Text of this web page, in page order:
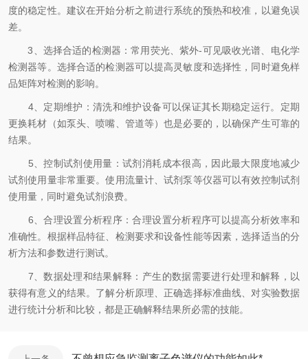
度的稳定性。建议在开始分析之前进行系统的预热和校准，以避免误
差。
3、选择合适的检测器：常用荧光、紫外-可见吸收光谱、电化学
检测器等。选择合适的检测器可以提高灵敏度和选择性，同时避免样
品矩阵对检测的影响。
4、定期维护：清洗和维护设备可以保证其长期稳定运行。定期
更换耗材（如泵头、喷嘴、管道等）也是必要的，以确保产生可靠的
结果。
5、控制试剂使用量：试剂消耗成本很高，因此最大限度地减少
试剂使用量非常重要。使用流量计、试剂泵等仪器可以有效控制试剂
使用量，同时避免试剂浪费。
6、合理设置分析程序：合理设置分析程序可以提高分析效率和
准确性。根据样品特征、检测要求和设备性能等因素，选择适当的分
析方法和参数进行测试。
7、数据处理和结果解释：产生的数据需要进行处理和解释，以
获得有意义的结果。了解分析原理、正确选择标准曲线、对实验数据
进行统计分析和比较，都是正确解释结果所必需的技能。